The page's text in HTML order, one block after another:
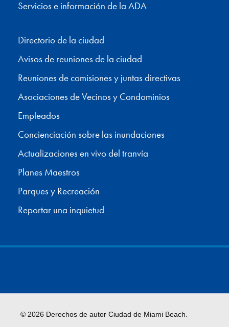
Servicios e información de la ADA
Directorio de la ciudad
Avisos de reuniones de la ciudad
Reuniones de comisiones y juntas directivas
Asociaciones de Vecinos y Condominios
Empleados
Concienciación sobre las inundaciones
Actualizaciones en vivo del tranvía
Planes Maestros
Parques y Recreación
Reportar una inquietud
© 2026 Derechos de autor Ciudad de Miami Beach.